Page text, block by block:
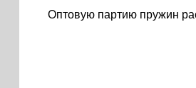
Оптовую партию пружин